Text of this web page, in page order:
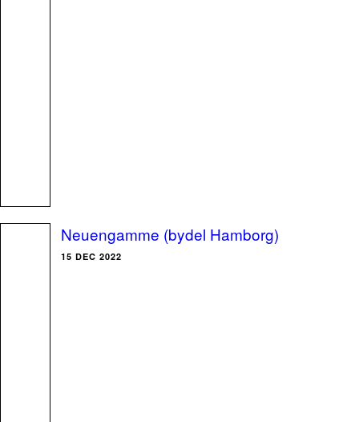
Neuengamme (bydel Hamborg)
15 DEC 2022